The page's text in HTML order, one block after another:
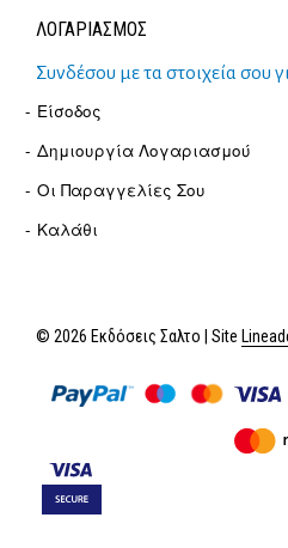
ΛΟΓΑΡΙΑΣΜΟΣ
Συνδέσου με τα στοιχεία σου
Είσοδος
Δημιουργία Λογαριασμού
Οι Παραγγελίες Σου
Καλάθι
© 2026 Εκδόσεις Σαλτο | Site